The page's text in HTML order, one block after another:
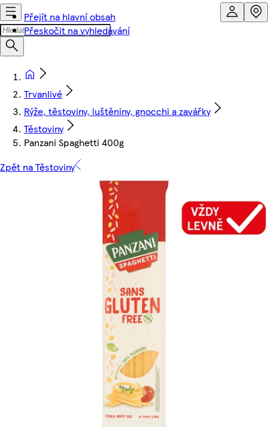
Přejít na hlavní obsah
Přeskočit na vyhledávání
Trvanlivé
Rýže, těstoviny, luštěniny, gnocchi a zavářky
Těstoviny
Panzani Spaghetti 400g
Zpět na Těstoviny